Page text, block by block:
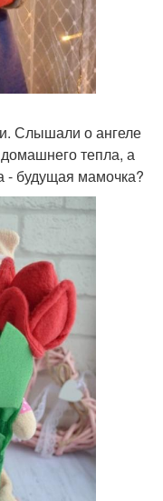
Слышали о ангеле
тепла, а
- будущая мамочка?